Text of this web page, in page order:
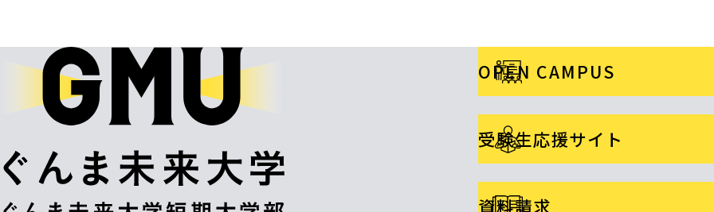
OPEN CAMPUS
受験生応援サイト
資料請求